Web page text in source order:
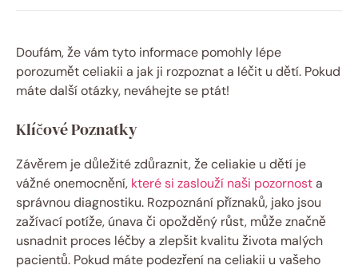
Doufám, že vám tyto informace pomohly lépe
porozumět celiakii a jak ji rozpoznat a léčit u dětí. Pokud
máte další otázky, neváhejte se ptát!
Klíčové Poznatky
Závěrem je důležité zdůraznit, že celiakie u dětí je
vážné onemocnění, které si zaslouží naši pozornosta
správnou diagnostiku. Rozpoznání příznaků, jako jsou
zažívací potíže, únava či opožděný růst, může značně
usnadnit proces léčby a zlepšit kvalitu života malých
pacientů. Pokud máte podezření na celiakii u vašeho